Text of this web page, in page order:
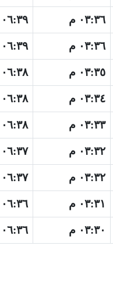
٠٣:٣٦ م ٠٦:٣٩ م
٠٣:٣٦ م ٠٦:٣٩ م
٠٣:٣٥ م ٠٦:٣٨ م
٠٣:٣٤ م ٠٦:٣٨ م
٠٣:٣٣ م ٠٦:٣٨ م
٠٣:٣٢ م ٠٦:٣٧ م
٠٣:٣٢ م ٠٦:٣٧ م
٠٣:٣١ م ٠٦:٣٦ م
٠٣:٣٠ م ٠٦:٣٦ م